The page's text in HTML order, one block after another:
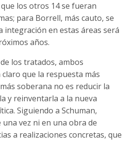
los otros 14 se fueran
para Borrell, más cauto, se
integración en estas áreas será
años.
los tratados, ambos
que la respuesta más
soberana no es reducir la
y reinventarla a la nueva
Siguiendo a Schuman,
una vez ni en una obra de
a realizaciones concretas, que